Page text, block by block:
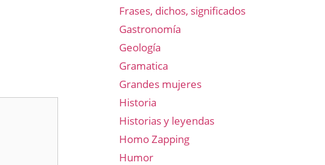
Frases, dichos, significados
Gastronomía
Geología
Gramatica
Grandes mujeres
Historia
Historias y leyendas
Homo Zapping
Humor